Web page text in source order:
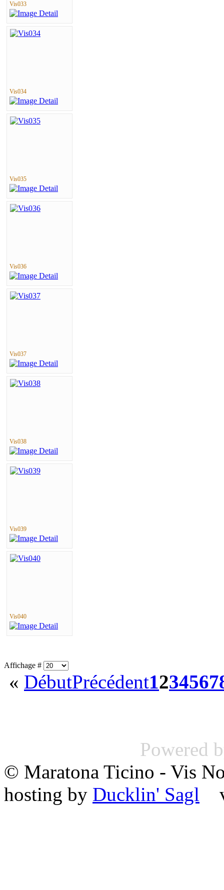
Vis033
Vis034
Vis035
Vis036
Vis037
Vis038
Vis039
Vis040
Affichage #
« DébutPrécédent1234567
Powered
© Maratona Ticino - Vis
hosting by Ducklin' Sagl